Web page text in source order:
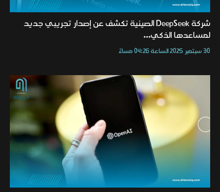
شركة DeepSeek الصينية تكشف عن إصدار تجريبي جديد
لمساعدها الذكي...
30 سبتمبر 2025 الساعة 04:26 مساءً